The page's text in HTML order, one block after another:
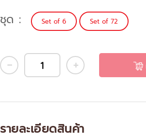
ชุด Set of 6 Set of 72
รายละเอียดสินค้า